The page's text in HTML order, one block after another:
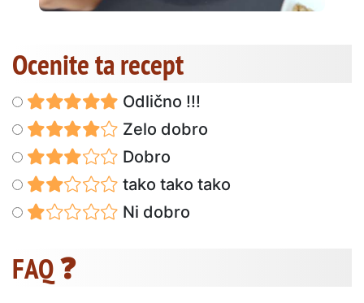
Ocenite ta recept
Odlično !!!
Zelo dobro
Dobro
tako tako tako
Ni dobro
FAQ ❓